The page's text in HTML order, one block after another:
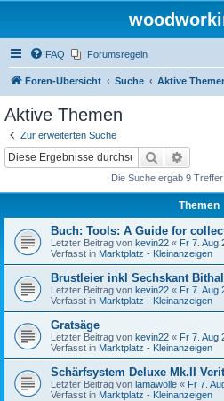
FAQ Forumsregeln
Foren-Übersicht Suche Aktive
Aktive Themen
Zur erweiterten Suche
Suche
Die Suche ergab 9 Treffer
Themen
Buch: Tools: A Guide for
Letzter Beitrag von kevin22 « Fr 7. Aug
Verfasst in Marktplatz - Kleinanzeigen
Brustleier inkl Sechskant
Letzter Beitrag von kevin22 « Fr 7. Aug
Verfasst in Marktplatz - Kleinanzeigen
Gratsäge
Letzter Beitrag von kevin22 « Fr 7. Aug
Verfasst in Marktplatz - Kleinanzeigen
Schärfsystem Deluxe Mk.II
Letzter Beitrag von lamawolle « Fr 7.
Verfasst in Marktplatz - Kleinanzeigen